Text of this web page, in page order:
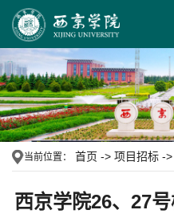
当前位置： 首页 -> 项目招标 ->
西京学院26、27